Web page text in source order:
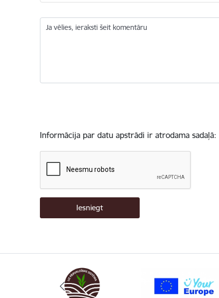
Ja vēlies, ieraksti šeit komentāru
Informācija par datu apstrādi ir atrodama sadaļā: